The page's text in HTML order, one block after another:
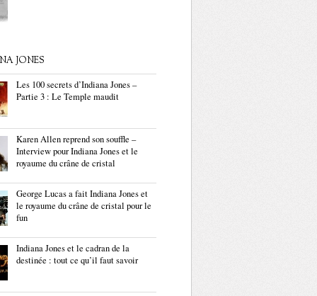
JONES
Les 100 secrets d’Indiana Jones –
Partie 3 : Le Temple maudit
Karen Allen reprend son souffle –
Interview pour Indiana Jones et le
royaume du crâne de cristal
George Lucas a fait Indiana Jones et
le royaume du crâne de cristal pour le
fun
Indiana Jones et le cadran de la
destinée : tout ce qu’il faut savoir